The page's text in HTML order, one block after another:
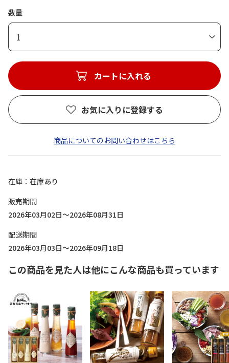
数量
1
カートに入れる
お気に入りに登録する
商品についてのお問い合わせはこちら
在庫
在庫あり
販売期間
2026年03月02日～2026年08月31日
配送期間
2026年03月03日～2026年09月18日
この商品を見た人は他にこんな商品も買っています